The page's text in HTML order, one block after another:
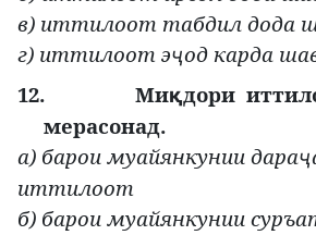
в) иттилоот табдил дода
г) иттилоот эҷод карда
12.
Миқдори
мерасонад.
а) барои муайянкунии дараҷ
иттилоот
б) барои муайянкунии